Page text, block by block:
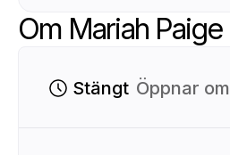
Om Mariah Paige
Stängt Öppnar